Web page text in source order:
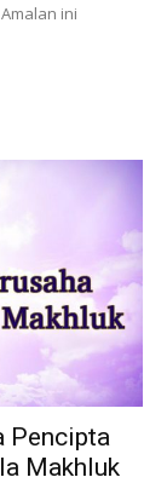
ini
Pencipta
Makhluk